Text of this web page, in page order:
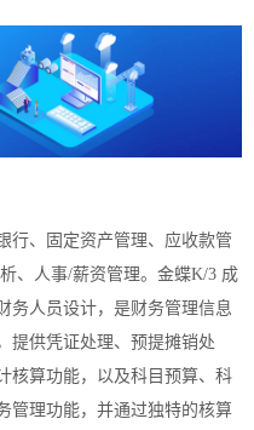
行、固定资产管理、应收款管
、人事/薪资管理。金蝶K/3 成
务人员设计，是财务管理信息
提供凭证处理、预提摊销处
核算功能，以及科目预算、科
管理功能，并通过独特的核算